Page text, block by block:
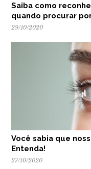
Saiba como
quando procurar
29/10/2020
Você sabia que
Entenda!
27/10/2020